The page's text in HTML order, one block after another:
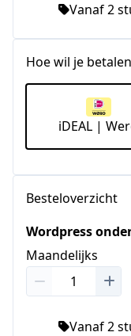
Vanaf 2
Hoe wil je
iDEAL |
Besteloverzicht
Wordpress
Maandelijks
Vanaf 2